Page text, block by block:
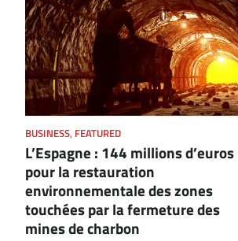
BUSINESS, FEATURED
L’Espagne : 144 millions d’euros
pour la restauration
environnementale des zones
touchées par la fermeture des
mines de charbon